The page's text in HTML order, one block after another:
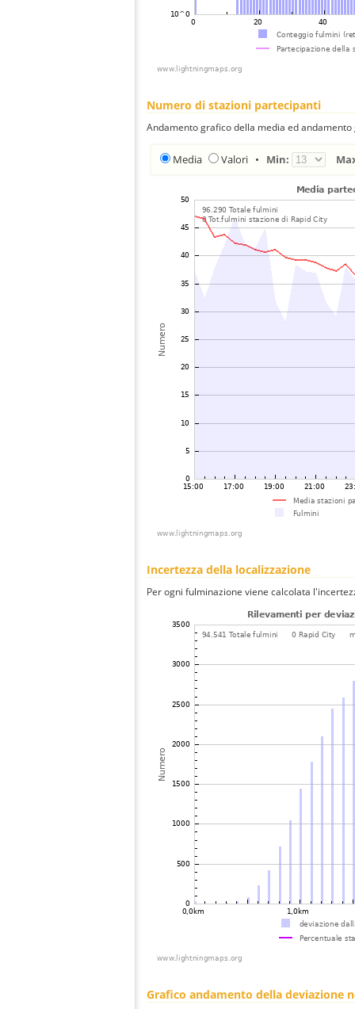
Numero di stazioni partecipanti
Andamento grafico della media ed
Media Valori • Min:
Incertezza della localizzazione
Per ogni fulminazione viene calcolata
Grafico andamento della deviazione